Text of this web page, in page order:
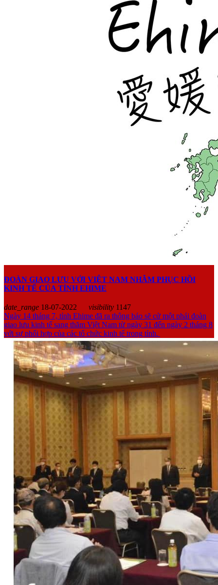
ĐOÀN GIAO LƯU VỚI VIỆT NAM NHẰM PHỤC HỒI
KINH TẾ CỦA TỈNH EHIME
date_range 18-07-2022 visibility 1147
Ngày 14 tháng 7, tỉnh Ehime đã ra thông báo sẽ cử một phái đoàn
giao lưu kinh tế sang thăm Việt Nam từ ngày 31 đến ngày 2 tháng 8
với sự phối hợp của các tổ chức kinh tế trong tỉnh.